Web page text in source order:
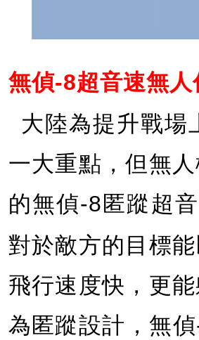
無偵-8超音速無
大陸為提升戰場
一大重點，但無
的無偵-8匿蹤超
對於敵方的目標
飛行速度快，更
為匿蹤設計，無偵